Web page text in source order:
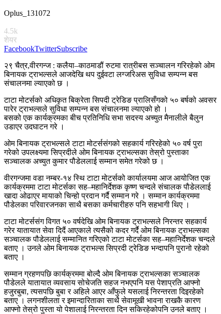
Oplus_131072
4.5k
शेयर
FacebookTwitterSubscribe
२९ चैत्र,वीरगन्ज : कलैया–काठमाडौं रुटमा रात्रीबस सञ्चालन गरिरहेको ओम
बिनायक ट्राभल्सले आजदेखि थप दुईवटा लग्जरिअस सुविधा सम्पन्न बस
संचालनमा ल्याएको छ ।
टाटा मोटर्सको अधिकृत बिक्रेता सिपदी ट्रेडिङ प्रालिसँगको ५० बर्षको अवसर
पारेर ट्राभल्सले सुविधा सम्पन्न बस संचालनमा ल्याएको हो ।
बसको एक कार्यक्रमका बीच प्रतिनिधि सभा सदस्य अच्युत मैनालीले बैलुन
उडाएर उदघाटन गरे ।
ओम बिनायक ट्राभल्सले टाटा मोटर्ससंगको सहकार्य गरिरहेको ५० वर्ष पुरा
गरेको उपलक्ष्यमा सिप्रदीले ओम बिनायक ट्राभल्सका तेस्रो पुस्ताका
सञ्चालक अच्युत कुमार पौडेललाई सम्मान समेत गरेको छ ।
वीरगन्जमा वडा नम्बर-१४ स्थि टाटा मोटर्सको कार्यालयमा आज आयोजित एक
कार्यक्रममा टाटा मोटर्सका सह–महानिर्देशक कृष्ण चन्दले संचालक पौडेललाई
खादा ओढाएर मायाको चिन्हो प्रदान गर्दै सम्मान गरे । सम्मान कार्यक्रममा
पौडेलका परिवारजनका साथै बसका कर्मचारीहरु पनि सहभागी थिए ।
टाटा मोटर्ससंग विगत ५० वर्षदेखि ओम बिनायक ट्राभल्सले निरन्तर सहकार्य
गरेर यातायात सेवा दिदैं आएकाले त्यसैको कदर गर्दै ओम बिनायक ट्राभल्सका
सञ्चालक पौडेललाई सम्मानित गरिएको टाटा मोटर्सका सह–महानिर्देशक चन्दले
बताए । उनले ओम बिनायक ट्राभल्स सिप्रदी ट्रेडिङ भन्दापनि पुरानो रहेको
बताए ।
सम्मान ग्रहणपछि कार्यक्रममा बोल्दै ओम बिनायक ट्राभल्सका सञ्चालक
पौडेलले यातायात व्यवसाय सोचेजति सहज नभएपनि यस पेशाप्रति आफ्नो
हजुरबुबा, त्यसपछि बुबा र अहिले आएर आँफुले यसलाई निरन्तरता दिइरहेको
बताए । लगनशीलता र इमान्दारिताका साथै सेवामूखी भावना राखकै कारण
आफ्नो तेस्रो पुस्ता यो पेशालाई निरन्तरता दिन सकिरहेकोपनि उनले बताए ।